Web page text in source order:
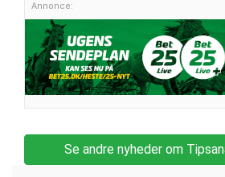
Annonce:
Se andre nyheder om